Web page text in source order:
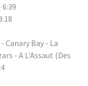
6:39
Canary Bay - La
- A L'Assaut (Des